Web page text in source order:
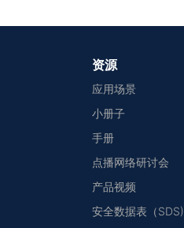
资源
应用场景
小册子
手册
点播网络研讨会
产品视频
安全数据表（SDS)